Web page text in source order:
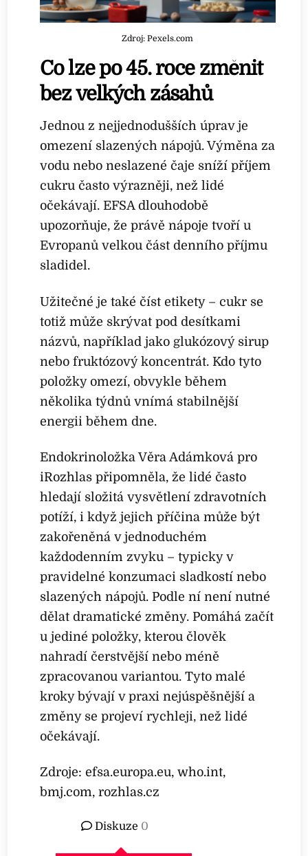
Zdroj: Pexels.com
Co lze po 45. roce změnit
bez velkých zásahů
Jednou z nejjednodušších úprav je
omezení slazených nápojů. Výměna za
vodu nebo neslazené čaje sníží příjem
cukru často výrazněji, než lidé
očekávají. EFSA dlouhodobě
upozorňuje, že právě nápoje tvoří u
Evropanů velkou část denního příjmu
sladidel.
Užitečné je také číst etikety – cukr se
totiž může skrývat pod desítkami
názvů, například jako glukózový sirup
nebo fruktózový koncentrát. Kdo tyto
položky omezí, obvykle během
několika týdnů vnímá stabilnější
energii během dne.
Endokrinoložka Věra Adámková pro
iRozhlas připomněla, že lidé často
hledají složitá vysvětlení zdravotních
potíží, i když jejich příčina může být
zakořeněná v jednoduchém
každodenním zvyku – typicky v
pravidelné konzumaci sladkostí nebo
slazených nápojů. Podle ní není nutné
dělat dramatické změny. Pomáhá začít
u jediné položky, kterou člověk
nahradí čerstvější nebo méně
zpracovanou variantou. Tyto malé
kroky bývají v praxi nejúspěšnější a
změny se projeví rychleji, než lidé
očekávají.
Zdroje: efsa.europa.eu, who.int,
bmj.com, rozhlas.cz
Diskuze 0